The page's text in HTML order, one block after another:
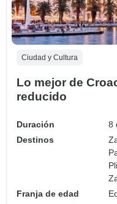
Ciudad y Cultura
Lo mejor de
reducido
Duración
8
Destinos
Franja de edad